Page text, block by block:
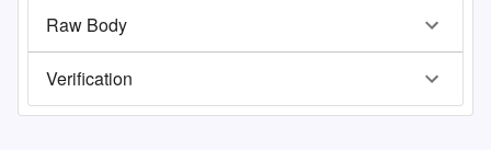
Raw Body
Verification